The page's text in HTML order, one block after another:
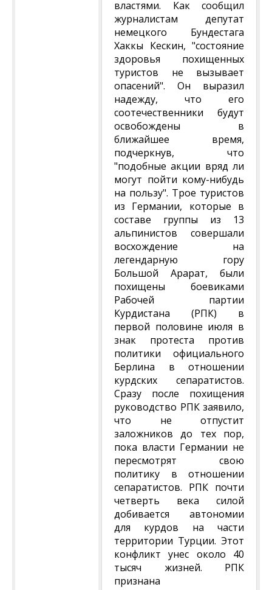
властями. Как сообщил
журналистам депутат
немецкого Бундестага
Хаккы Кескин, "состояние
здоровья похищенных
туристов не вызывает
опасений". Он выразил
надежду, что его
соотечественники будут
освобождены в
ближайшее время,
подчеркнув, что
"подобные акции вряд ли
могут пойти кому-нибудь
на пользу". Трое туристов
из Германии, которые в
составе группы из 13
альпинистов совершали
восхождение на
легендарную гору
Большой Арарат, были
похищены боевиками
Рабочей партии
Курдистана (РПК) в
первой половине июля в
знак протеста против
политики официального
Берлина в отношении
курдских сепаратистов.
Сразу после похищения
руководство РПК заявило,
что не отпустит
заложников до тех пор,
пока власти Германии не
пересмотрят свою
политику в отношении
сепаратистов. РПК почти
четверть века силой
добивается автономии
для курдов на части
территории Турции. Этот
конфликт унес около 40
тысяч жизней. РПК
признана